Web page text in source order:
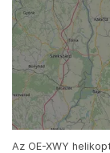
Az OE-XWY